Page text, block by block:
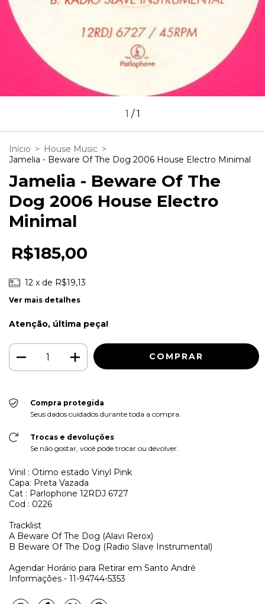
1 /1
Início > House Music >
Jamelia - Beware Of The Dog 2006 House Electro Minimal
Jamelia - Beware Of The
Dog 2006 House Electro
Minimal
R$185,00
12 x de R$19,13
Ver mais detalhes
Atenção, última peça!
Compra protegida
Seus dados cuidados durante toda a compra.
Trocas e devoluções
Se não gostar, você pode trocar ou devolver.
Vinil : Otimo estado Vinyl Pink
Capa: Preta Vazada
Cat : Parlophone 12RDJ 6727
Cod : 0226
Tracklist
A Beware Of The Dog (Alavi Rerox)
B Beware Of The Dog (Radio Slave Instrumental)
Agendar Horário para Retirar em Santo André
Informações - 11-94744-5353